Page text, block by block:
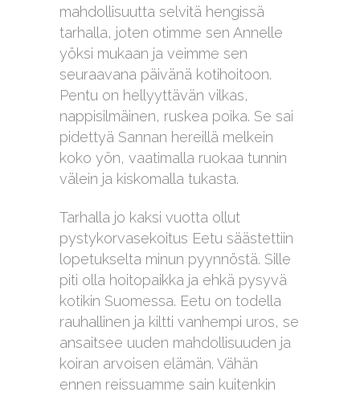
mahdollisuutta selvitä hengissä
tarhalla, joten otimme sen Annelle
yöksi mukaan ja veimme sen
seuraavana päivänä kotihoitoon.
Pentu on hellyyttävän vilkas,
nappisilmäinen, ruskea poika. Se sai
pidettyä Sannan hereillä melkein
koko yön, vaatimalla ruokaa tunnin
välein ja kiskomalla tukasta.
Tarhalla jo kaksi vuotta ollut
pystykorvasekoitus Eetu säästettiin
lopetukselta minun pyynnöstä. Sille
piti olla hoitopaikka ja ehkä pysyvä
kotikin Suomessa. Eetu on todella
rauhallinen ja kiltti vanhempi uros, se
ansaitsee uuden mahdollisuuden ja
koiran arvoisen elämän. Vähän
ennen reissuamme sain kuitenkin